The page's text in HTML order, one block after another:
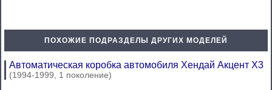
ПОХОЖИЕ ПОДРАЗДЕЛЫ ДРУГИХ МОДЕЛЕЙ
Автоматическая коробка автомобиля Хендай Акцент Х3
(1994-1999, 1 поколение)